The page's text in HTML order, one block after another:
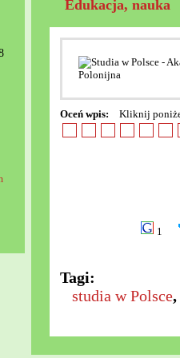
Edukacja, nauka
Oceń wpis: Kliknij
1
Tagi:
studia w Polsce,